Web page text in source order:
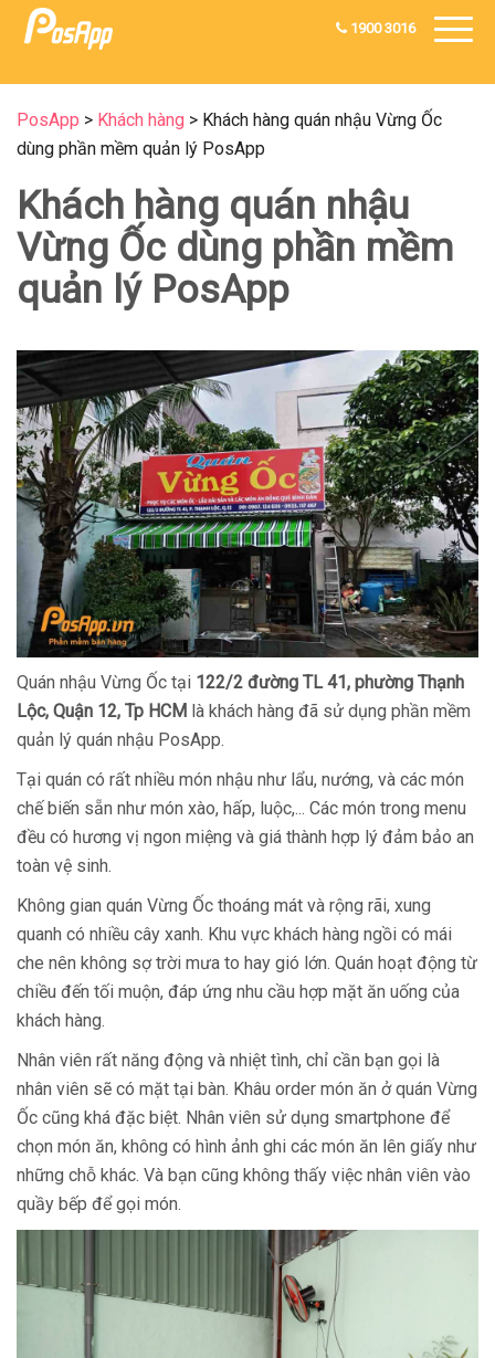
1900 3016
PosApp > Khách hàng > Khách hàng quán nhậu Vừng Ốc
dùng phần mềm quản lý PosApp
Khách hàng quán nhậu
Vừng Ốc dùng phần mềm
quản lý PosApp
Quán nhậu Vừng Ốc tại 122/2 đường TL 41, phường Thạnh
Lộc, Quận 12, Tp HCM là khách hàng đã sử dụng phần mềm
quản lý quán nhậu PosApp.
Tại quán có rất nhiều món nhậu như lẩu, nướng, và các món
chế biến sẵn như món xào, hấp, luộc,... Các món trong menu
đều có hương vị ngon miệng và giá thành hợp lý đảm bảo an
toàn vệ sinh.
Không gian quán Vừng Ốc thoáng mát và rộng rãi, xung
quanh có nhiều cây xanh. Khu vực khách hàng ngồi có mái
che nên không sợ trời mưa to hay gió lớn. Quán hoạt động từ
chiều đến tối muộn, đáp ứng nhu cầu hợp mặt ăn uống của
khách hàng.
Nhân viên rất năng động và nhiệt tình, chỉ cần bạn gọi là
nhân viên sẽ có mặt tại bàn. Khâu order món ăn ở quán Vừng
Ốc cũng khá đặc biệt. Nhân viên sử dụng smartphone để
chọn món ăn, không có hình ảnh ghi các món ăn lên giấy như
những chỗ khác. Và bạn cũng không thấy việc nhân viên vào
quầy bếp để gọi món.